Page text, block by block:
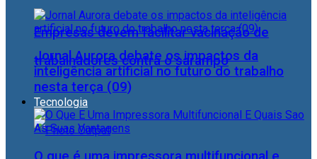
Empresas devem facilitar vacinação de
trabalhadores contra o sarampo
Tecnologia
Jornal Aurora debate os impactos da
inteligência artificial no futuro do trabalho
nesta terça (09)